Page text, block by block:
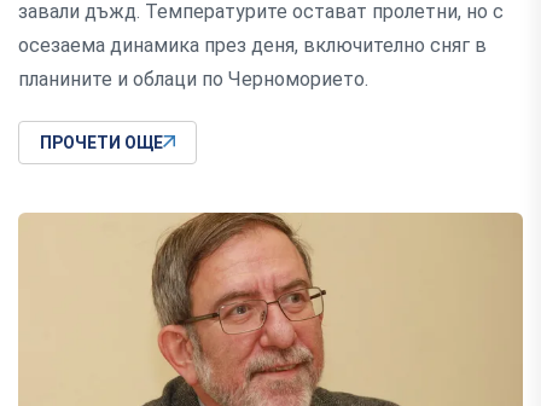
завали дъжд. Температурите остават пролетни, но с
осезаема динамика през деня, включително сняг в
планините и облаци по Черноморието.
ПРОЧЕТИ ОЩЕ